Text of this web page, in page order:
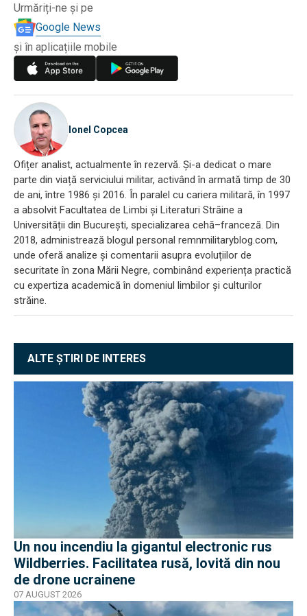
Urmăriți-ne și pe
Google News
și în aplicațiile mobile
Ionel Copcea
Ofițer analist, actualmente în rezervă. Și-a dedicat o mare
parte din viață serviciului militar, activând în armată timp de 30
de ani, între 1986 și 2016. În paralel cu cariera militară, în 1997
a absolvit Facultatea de Limbi și Literaturi Străine a
Universității din București, specializarea cehă–franceză. Din
2018, administrează blogul personal remnmilitaryblog.com,
unde oferă analize și comentarii asupra evoluțiilor de
securitate în zona Mării Negre, combinând experiența practică
cu expertiza academică în domeniul limbilor și culturilor
străine.
ALTE ȘTIRI DE INTERES
Un nou incendiu la gigantul electronic rus
Wildberries. Facilitatea rusă, lovită din nou
de drone ucrainene
07 AUGUST 2026